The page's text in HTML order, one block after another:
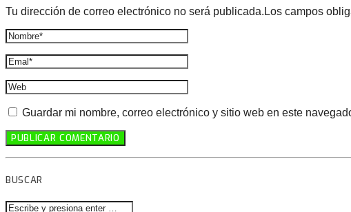
Tu dirección de correo electrónico no será publicada.Los campos
Guardar mi nombre, correo electrónico y sitio web en este
BUSCAR